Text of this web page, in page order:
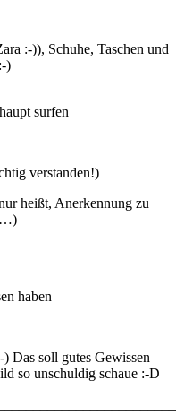
:-)), Schuhe, Taschen und
)
surfen
verstanden!)
heißt, Anerkennung zu
haben
Das soll gutes Gewissen
so unschuldig schaue :-D